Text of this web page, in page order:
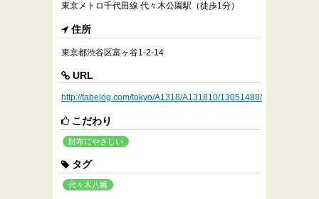
東京メトロ千代田線 代々木公園駅（徒歩1分）
住所
東京都渋谷区富ヶ谷1-2-14
URL
http://tabelog.com/tokyo/A1318/A131810/13051488/
こだわり
財布にやさしい
タグ
代々木八幡